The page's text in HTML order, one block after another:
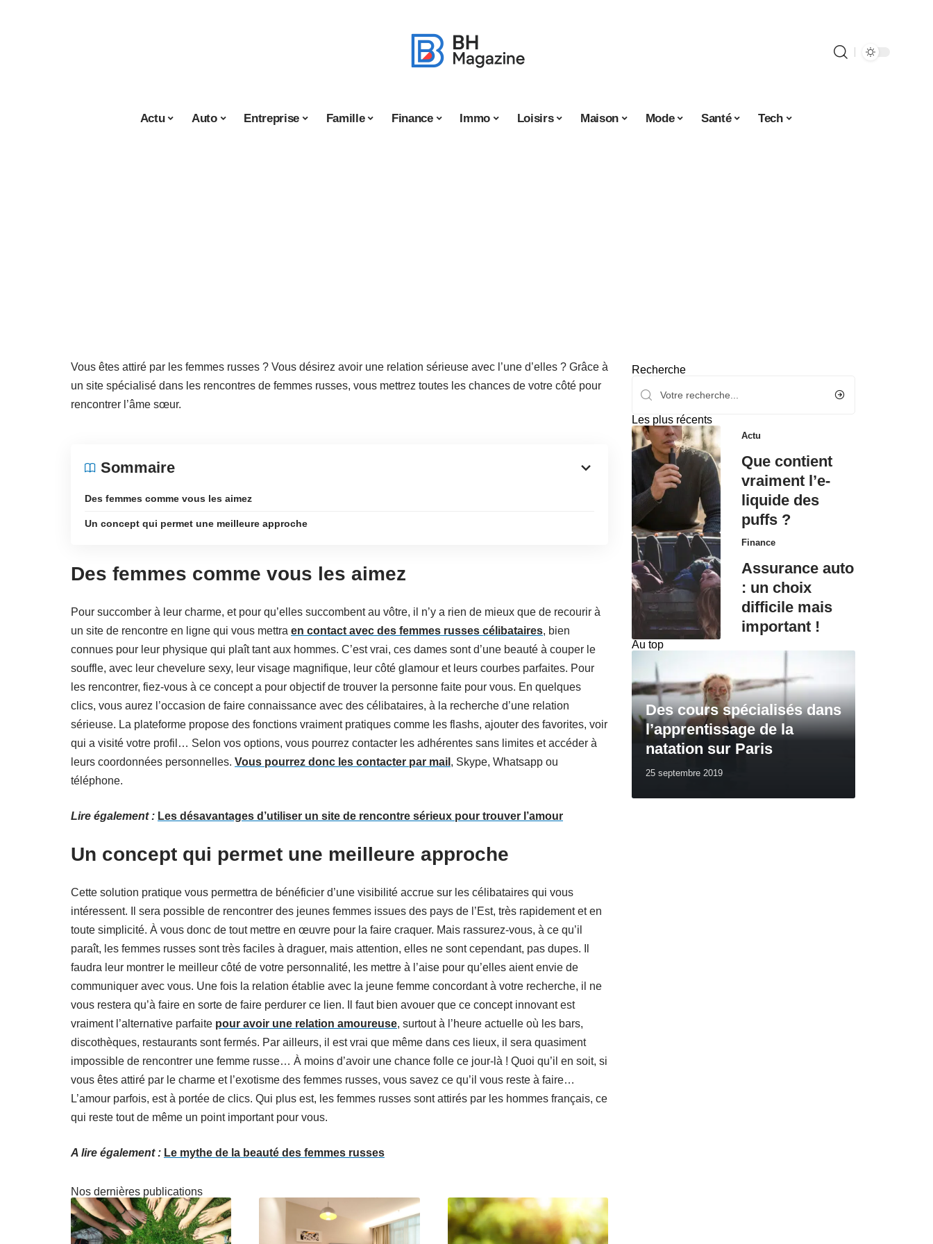
Actu Auto Entreprise Famille Finance Immo Loisirs Maison Mode Santé Tech
Vous êtes attiré par les femmes russes ? Vous désirez avoir une relation sérieuse avec l’une d’elles ? Grâce à
un site spécialisé dans les rencontres de femmes russes, vous mettrez toutes les chances de votre côté pour
rencontrer l’âme sœur.
Sommaire
Des femmes comme vous les aimez
Un concept qui permet une meilleure approche
Des femmes comme vous les aimez
Pour succomber à leur charme, et pour qu’elles succombent au vôtre, il n’y a rien de mieux que de recourir à
un site de rencontre en ligne qui vous mettra en contact avec des femmes russes célibataires, bien
connues pour leur physique qui plaît tant aux hommes. C’est vrai, ces dames sont d’une beauté à couper le
souffle, avec leur chevelure sexy, leur visage magnifique, leur côté glamour et leurs courbes parfaites. Pour
les rencontrer, fiez-vous à ce concept a pour objectif de trouver la personne faite pour vous. En quelques
clics, vous aurez l’occasion de faire connaissance avec des célibataires, à la recherche d’une relation
sérieuse. La plateforme propose des fonctions vraiment pratiques comme les flashs, ajouter des favorites, voir
qui a visité votre profil… Selon vos options, vous pourrez contacter les adhérentes sans limites et accéder à
leurs coordonnées personnelles. Vous pourrez donc les contacter par mail , Skype, Whatsapp ou
téléphone.
Lire également : Les désavantages d’utiliser un site de rencontre sérieux pour trouver l’amour
Un concept qui permet une meilleure approche
Cette solution pratique vous permettra de bénéficier d’une visibilité accrue sur les célibataires qui vous
intéressent. Il sera possible de rencontrer des jeunes femmes issues des pays de l’Est, très rapidement et en
toute simplicité. À vous donc de tout mettre en œuvre pour la faire craquer. Mais rassurez-vous, à ce qu’il
paraît, les femmes russes sont très faciles à draguer, mais attention, elles ne sont cependant, pas dupes. Il
faudra leur montrer le meilleur côté de votre personnalité, les mettre à l’aise pour qu’elles aient envie de
communiquer avec vous. Une fois la relation établie avec la jeune femme concordant à votre recherche, il ne
vous restera qu’à faire en sorte de faire perdurer ce lien. Il faut bien avouer que ce concept innovant est
vraiment l’alternative parfaite pour avoir une relation amoureuse, surtout à l’heure actuelle où les bars,
discothèques, restaurants sont fermés. Par ailleurs, il est vrai que même dans ces lieux, il sera quasiment
impossible de rencontrer une femme russe… À moins d’avoir une chance folle ce jour-là ! Quoi qu’il en soit, si
vous êtes attiré par le charme et l’exotisme des femmes russes, vous savez ce qu’il vous reste à faire…
L’amour parfois, est à portée de clics. Qui plus est, les femmes russes sont attirés par les hommes français, ce
qui reste tout de même un point important pour vous.
A lire également : Le mythe de la beauté des femmes russes
Nos dernières publications
Recherche
Les plus récents
Actu
Que contient
vraiment l’e-
liquide des
puffs ?
Finance
Assurance auto
: un choix
difficile mais
important !
Au top
Des cours spécialisés dans
l’apprentissage de la
natation sur Paris
25 septembre 2019